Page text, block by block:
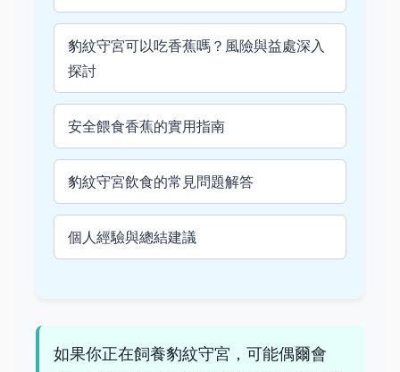
豹紋守宮可以吃香蕉嗎？風險與益處深入
探討
安全餵食香蕉的實用指南
豹紋守宮飲食的常見問題解答
個人經驗與總結建議
如果你正在飼養豹紋守宮，可能偶爾會